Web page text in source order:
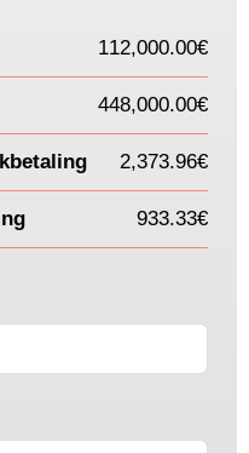
112,000.00€
448,000.00€
2,373.96€
933.33€